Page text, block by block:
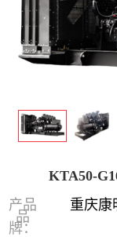
KTA50-
产品
品
牌：
重庆康